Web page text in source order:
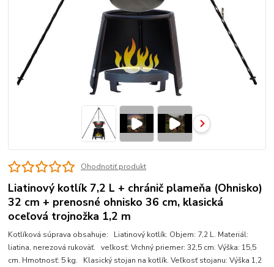
Ohodnotiť produkt
Liatinový kotlík 7,2 L + chránič plameňa (Ohnisko)
32 cm + prenosné ohnisko 36 cm, klasická
oceľová trojnožka 1,2 m
Kotlíková súprava obsahuje: Liatinový kotlík. Objem: 7,2 L. Materiál:
liatina, nerezová rukoväť. veľkosť: Vrchný priemer: 32,5 cm. Výška: 15,5
cm. Hmotnosť: 5 kg. Klasický stojan na kotlík. Veľkosť stojanu: Výška 1,2